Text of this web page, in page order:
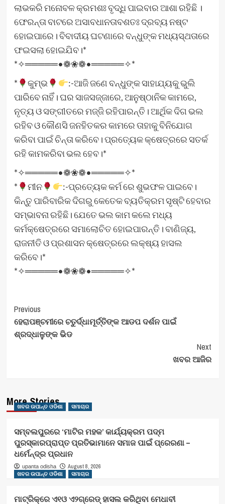
ଲାଭକରି ମନୋବଳ କ୍ରମଶଃ ବୃଦ୍ଧି ପାଇବାର ଆଶା ରହିଛି ।
ଫେରନ୍ତା ବାଟରେ ଅସାବଧାନତାବଶତଃ ଦ୍ରବ୍ୟ ନଷ୍ଟ
ହୋଇପାରେ। ବିବାଦୀୟ ଘଟଣାରେ ବନ୍ଧୁଙ୍କ ମଧ୍ୟସ୍ଥତାରେ
ଫଇସଲା ହୋଇଯିବ।*
*✧═════•❁❀❁•═════✧*
*
କୁମ୍ଭ
:-ଆଜି ଜଣେ ବନ୍ଧୁଙ୍କ ସାହାଯ୍ୟକୁ ଭୁଲି
ପାରିବେ ନାହିଁ। ଘର ସାଜସଜ୍ଜାରେ, ଆନୁଷ୍ଠାନିକ କାମରେ,
ନୃତ୍ୟ ଓ ସଙ୍ଗୀତରେ ମଜ୍ଜି ରହିପାରନ୍ତି। ଆର୍ଥିକ ଦିଗ ଭଲ
ରହିବ ଓ କୌଣସି ଜନହିତକର କାମରେ ତାହାକୁ ବିନିଯୋଗ
କରିବା ପାଇଁ ଚିନ୍ତା କରିବେ। ପ୍ରତ୍ୟେକ କ୍ଷେତ୍ରରେ ସତର୍କ
ରହି କାମକରିବା ଭଲ ହେବ।*
*✧═════•❁❀❁•═════✧*
*
ମୀନ
:-ପ୍ରତ୍ୟେକ କର୍ମ ରେ ଶୁଭଫଳ ପାଇବେ।
କିନ୍ତୁ ପାରିବାରିକ ଦିଗରୁ କେତେକ ବ୍ୟତିକ୍ରମ ସୃଷ୍ଟି ହେବାର
ସମ୍ଭାବନା ରହିଛି। ଯେତେ ଭଲ କାମ କଲେ ମଧ୍ୟ
କର୍ମକ୍ଷେତ୍ରରେ ସମାଲୋଚିତ ହୋଇପାରନ୍ତି। ବାଣିଜ୍ୟ,
ରାଜନୀତି ଓ ପ୍ରଶାସନ କ୍ଷେତ୍ରରେ ଲକ୍ଷ୍ୟ ହାସଲ
କରିବେ।*
*✧═════•❁❀❁•═════✧*
Post
Navigation
Previous
ହେରାପଞ୍ଚମୀରେ ଚତୁର୍ଦ୍ଧାମୂର୍ତ୍ତିଙ୍କ ଆଡପ ଦର୍ଶନ ପାଇଁ
ଶ୍ରଦ୍ଧାଳୁଙ୍କ ଭିଡ
Next
ଖବର ଆଜିର
More Stories
ଖବର ଉପାନ୍ତ ଓଡିଶା ସମାଚାର
ସମ୍ବଲପୁରରେ ‘ମାଟିର ମହକ’ କାର୍ଯ୍ୟକ୍ରମ ପଦ୍ମ
ପୁରସ୍କାରପ୍ରାପ୍ତ ପ୍ରତିଭାମାନେ ସମାଜ ପାଇଁ ପ୍ରେରଣା –
ଧର୍ମେନ୍ଦ୍ର ପ୍ରଧାନ
upanta odisha
August 8, 2026
ଖବର ଉପାନ୍ତ ଓଡିଶା
ସମାଚାର
ମାଟ୍ରିକ୍‌ରେ ଏ୧ଓ ଏ୨ଗ୍ରେଡ୍‌ ହାସଲ କରିଥିବା ମେଧାବୀ